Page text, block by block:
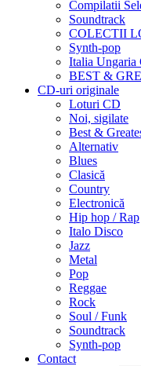
Compilatii
Soundtrack
COLECTII
Synth-pop
Italia Ungaria
BEST &
CD-uri originale
Loturi CD
Noi, sigilate
Best &
Alternativ
Blues
Clasică
Country
Electronică
Hip hop / Rap
Italo Disco
Jazz
Metal
Pop
Reggae
Rock
Soul / Funk
Soundtrack
Synth-pop
Contact